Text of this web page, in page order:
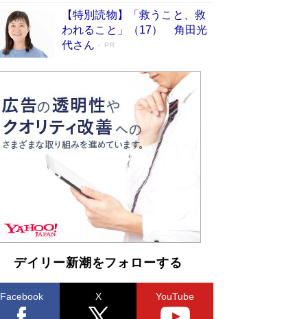
【特別読物】「救うこと、救
われること」（17） 角田光
代さん
PR
デイリー新潮をフォローする
Facebook X YouTube